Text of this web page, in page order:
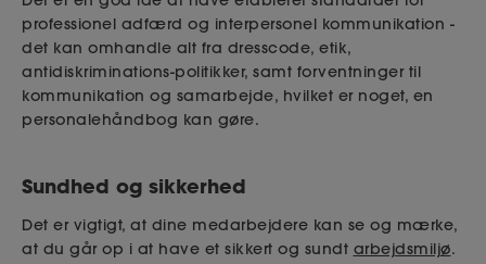
professionel adfærd og interpersonel kommunikation -
det kan omhandle alt fra dresscode, etik,
antidiskriminations-politikker, samt forventninger til
kommunikation og samarbejde, hvilket er noget, en
personalehåndbog kan gøre.
Sundhed og sikkerhed
Det er vigtigt, at dine medarbejdere kan se og mærke,
at du går op i at have et sikkert og sundt arbejdsmiljø.